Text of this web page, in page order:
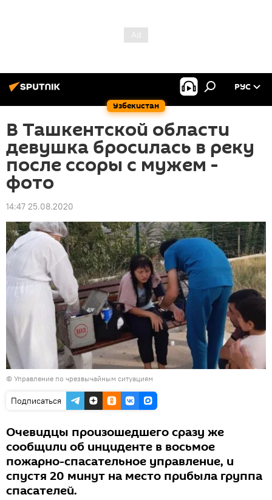
Узбекистан
РУС
В Ташкентской области
девушка бросилась в реку
после ссоры с мужем -
фото
14:47 25.08.2020
© Управление по чрезвычайным ситуациям
Подписаться
Очевидцы произошедшего сразу же
сообщили об инциденте в восьмое
пожарно-спасательное управление, и
спустя 20 минут на место прибыла группа
спасателей.